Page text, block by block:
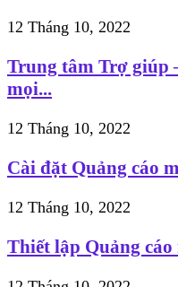
12 Tháng 10, 2022
Trung tâm Trợ giúp
mọi...
12 Tháng 10, 2022
Cài đặt Quảng cáo
12 Tháng 10, 2022
Thiết lập Quảng